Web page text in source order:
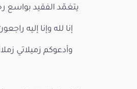
يتغمّد الفقيد بواسع
إنا لله وإنا إليه
وأدعوكم زميلاتي